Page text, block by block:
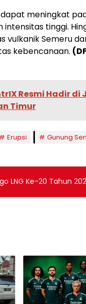
meningkat
intensitas tinggi.
vulkanik Semeru
kebencanaan.
Resmi Hadir
Timur
Erupsi Gunung
LNG Ke-20 Tahun